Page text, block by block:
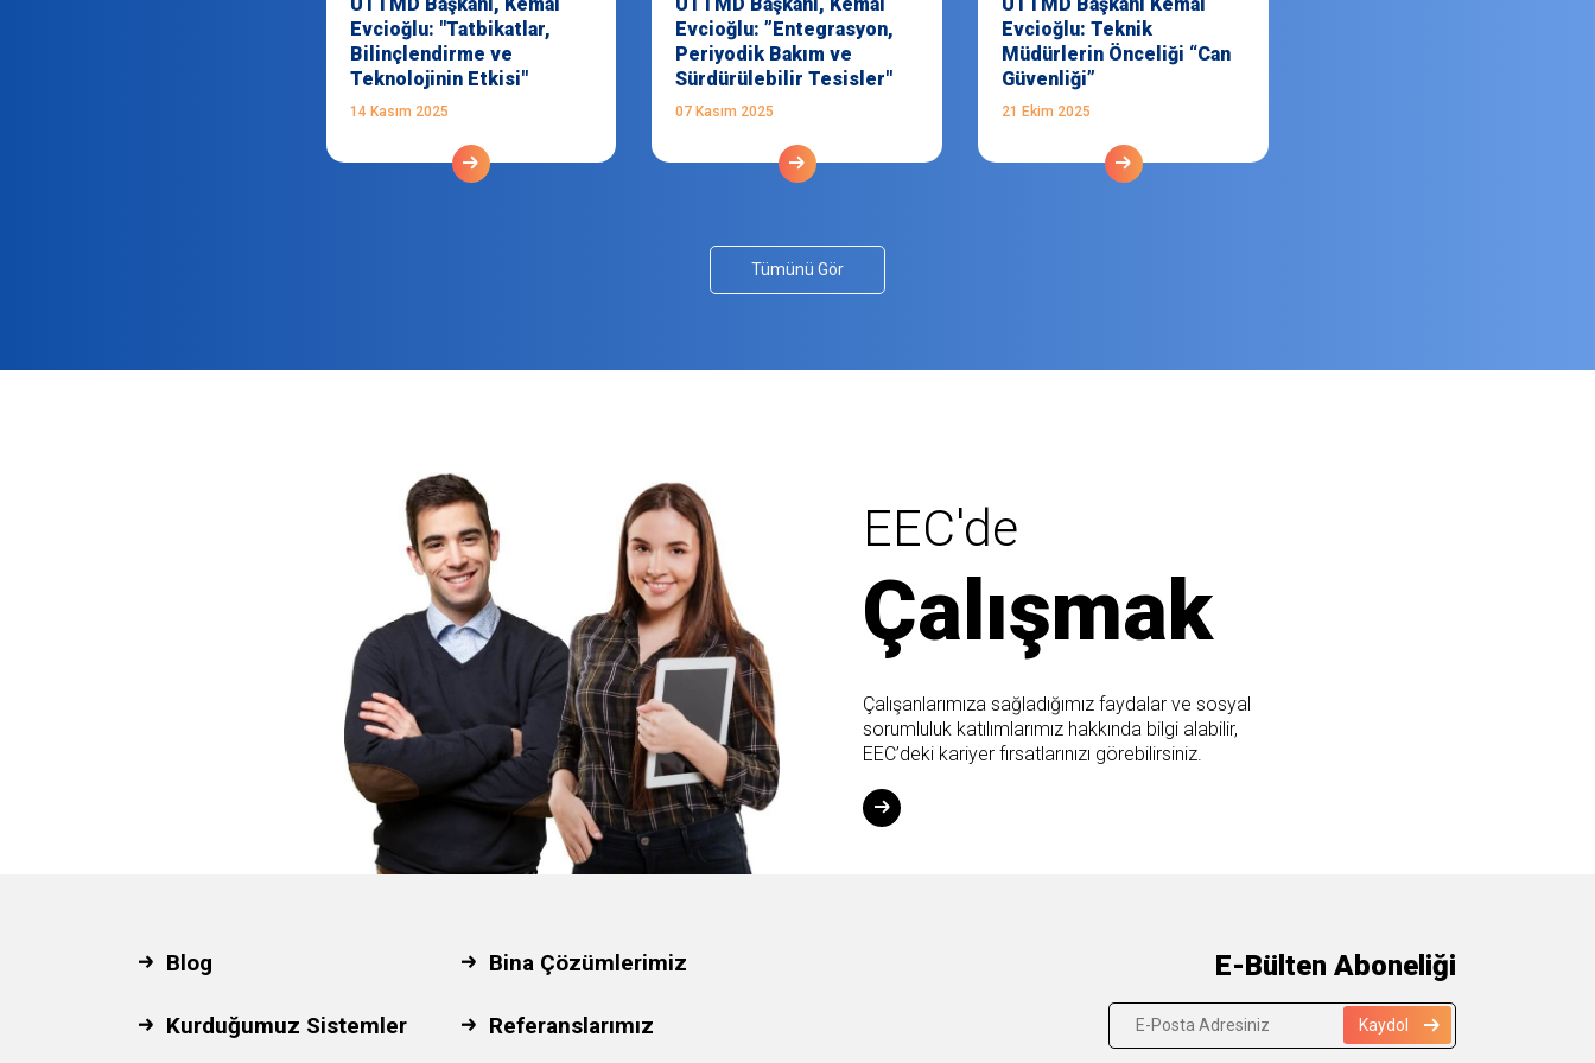
Evcioğlu: "Tatbikatlar,
Bilinçlendirme ve
Teknolojinin Etkisi"
14 Kasım 2025
Evcioğlu: ”Entegrasyon,
Periyodik Bakım ve
Sürdürülebilir Tesisler"
07 Kasım 2025
Evcioğlu: Teknik
Müdürlerin Önceliği “Can
Güvenliği”
21 Ekim 2025
Tümünü Gör
EEC'de
Çalışmak
Çalışanlarımıza sağladığımız faydalar ve sosyal
sorumluluk katılımlarımız hakkında bilgi alabilir,
EEC’deki kariyer fırsatlarınızı görebilirsiniz.
Blog Bina Çözümlerimiz
Kurduğumuz Sistemler Referanslarımız
E-Bülten Aboneliği
Kaydol